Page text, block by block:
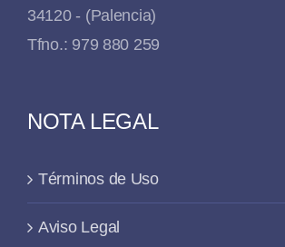
34120 - (Palencia)
Tfno.: 979 880 259
NOTA LEGAL
Términos de Uso
Aviso Legal